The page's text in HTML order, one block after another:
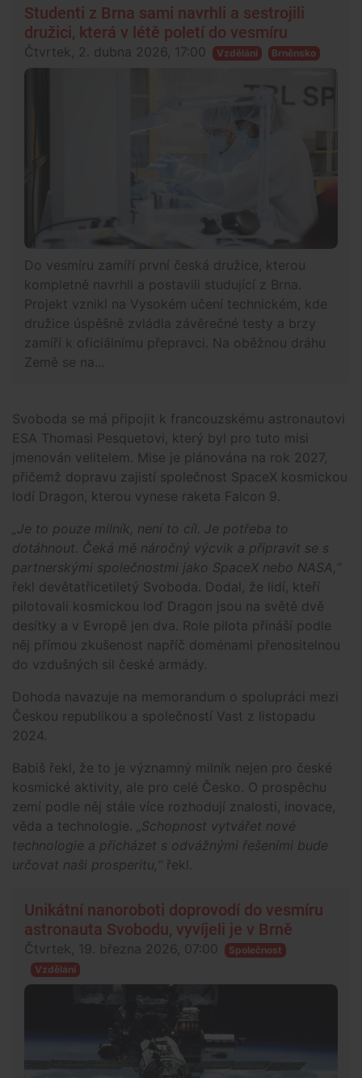
Studenti z Brna sami navrhli a sestrojili
družici, která v létě poletí do vesmíru
Čtvrtek, 2. dubna 2026, 17:00 Vzdělání Brněnsko
Do vesmíru zamíří první česká družice, kterou
kompletně navrhli a postavili studující z Brna.
Projekt vznikl na Vysokém učení technickém, kde
družice úspěšně zvládla závěrečné testy a brzy
zamíří k oficiálnímu přepravci. Na oběžnou dráhu
Země se na...
Svoboda se má připojit k francouzskému astronautovi
ESA Thomasi Pesquetovi, který byl pro tuto misi
jmenován velitelem. Mise je plánována na rok 2027,
přičemž dopravu zajistí společnost SpaceX kosmickou
lodí Dragon, kterou vynese raketa Falcon 9.
„Je to pouze milník, není to cíl. Je potřeba to
dotáhnout. Čeká mě náročný výcvik a připravit se s
partnerskými společnostmi jako SpaceX nebo NASA,“
řekl devětatřicetiletý Svoboda. Dodal, že lidí, kteří
pilotovali kosmickou loď Dragon jsou na světě dvě
desítky a v Evropě jen dva. Role pilota přináší podle
něj přímou zkušenost napříč doménami přenositelnou
do vzdušných sil české armády.
Dohoda navazuje na memorandum o spolupráci mezi
Českou republikou a společností Vast z listopadu
2024.
Babiš řekl, že to je významný milník nejen pro české
kosmické aktivity, ale pro celé Česko. O prospěchu
zemí podle něj stále více rozhodují znalosti, inovace,
věda a technologie.
„Schopnost vytvářet nové
technologie a přicházet s odvážnými řešeními bude
určovat naši prosperitu,“ řekl.
Unikátní nanoroboti doprovodí do vesmíru
astronauta Svobodu, vyvíjeli je v Brně
Čtvrtek, 19. března 2026, 07:00
Společnost
Vzdělání